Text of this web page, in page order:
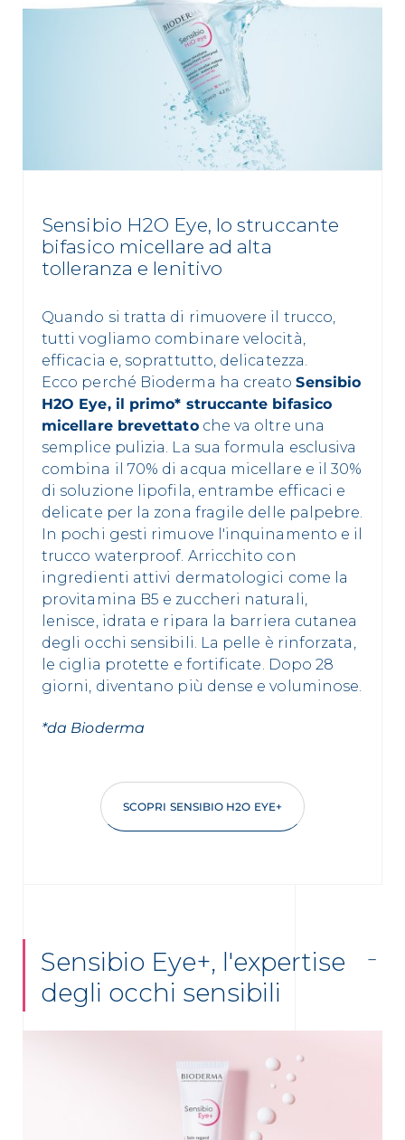
Sensibio H2O Eye, lo struccante
bifasico micellare ad alta
tolleranza e lenitivo
Quando si tratta di rimuovere il trucco,
tutti vogliamo combinare velocità,
efficacia e, soprattutto, delicatezza.
Ecco perché Bioderma ha creatoSensibio
H2O Eye, il primo* struccante bifasico
micellare brevettatoche va oltre una
semplice pulizia. La sua formula esclusiva
combina il 70% di acqua micellare e il 30%
di soluzione lipofila, entrambe efficaci e
delicate per la zona fragile delle palpebre.
In pochi gesti rimuove l'inquinamento e il
trucco waterproof. Arricchito con
ingredienti attivi dermatologici come la
provitamina B5 e zuccheri naturali,
lenisce, idrata e ripara la barriera cutanea
degli occhi sensibili. La pelle è rinforzata,
le ciglia protette e fortificate. Dopo 28
giorni, diventano più dense e voluminose.
*da Bioderma
SCOPRI SENSIBIO H2O EYE+
Sensibio Eye+, l'expertise
degli occhi sensibili